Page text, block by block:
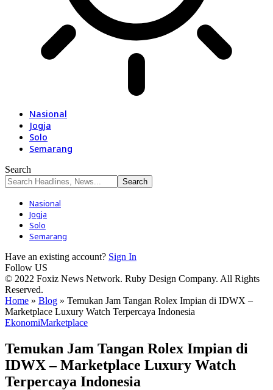
Nasional
Jogja
Solo
Semarang
Search
Nasional
Jogja
Solo
Semarang
Have an existing account? Sign In
Follow US
© 2022 Foxiz News Network. Ruby Design Company. All Rights
Reserved.
Home » Blog » Temukan Jam Tangan Rolex Impian di IDWX –
Marketplace Luxury Watch Terpercaya Indonesia
EkonomiMarketplace
Temukan Jam Tangan Rolex Impian di
IDWX – Marketplace Luxury Watch
Terpercaya Indonesia